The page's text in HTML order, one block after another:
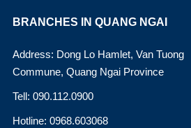
BRANCHES IN QUANG NGAI
Address: Dong Lo Hamlet, Van Tuong
Commune, Quang Ngai Province
Tell: 090.112.0900
Hotline: 0968.603068